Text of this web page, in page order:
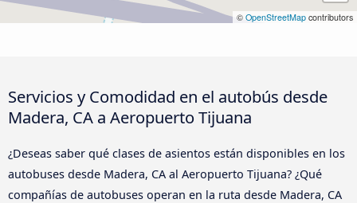
© OpenStreetMap contributors
Servicios y Comodidad en el autobús desde
Madera, CA a Aeropuerto Tijuana
¿Deseas saber qué clases de asientos están disponibles en los
autobuses desde Madera, CA al Aeropuerto Tijuana? ¿Qué
compañías de autobuses operan en la ruta desde Madera, CA